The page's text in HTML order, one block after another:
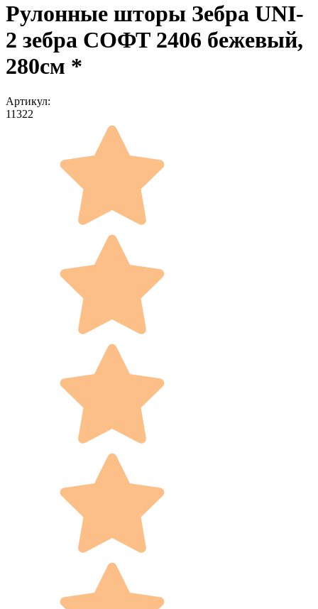
Рулонные шторы Зебра UNI-
2 зебра СОФТ 2406 бежевый,
280см *
Артикул:
11322